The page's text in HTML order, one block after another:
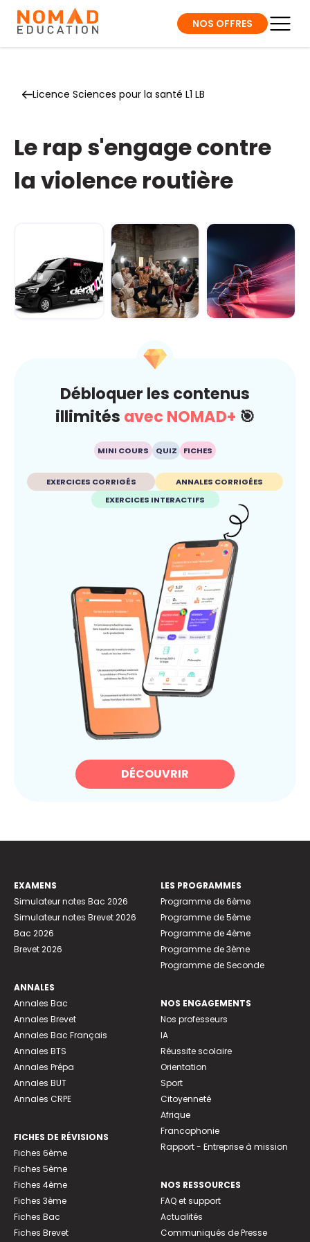
NOS OFFRES
Licence Sciences pour la santé L1 LB
Le rap s'engage contre
la violence routière
Carré sur la
route... je gère
avant qu'ç...
Débloquer les contenus
illimités avec NOMAD+ 🎯
MINI COURS QUIZ FICHES
EXERCICES CORRIGÉS
ANNALES CORRIGÉES
EXERCICES INTERACTIFS
DÉCOUVRIR
EXAMENS
Simulateur notes Bac 2026
Simulateur notes Brevet 2026
Bac 2026
Brevet 2026
ANNALES
Annales Bac
Annales Brevet
Annales Bac Français
Annales BTS
Annales Prépa
Annales BUT
Annales CRPE
FICHES DE RÉVISIONS
Fiches 6ème
Fiches 5ème
Fiches 4ème
Fiches 3ème
Fiches Bac
Fiches Brevet
LES PROGRAMMES
Programme de 6ème
Programme de 5ème
Programme de 4ème
Programme de 3ème
Programme de Seconde
NOS ENGAGEMENTS
Nos professeurs
IA
Réussite scolaire
Orientation
Sport
Citoyenneté
Afrique
Francophonie
Rapport - Entreprise à mission
NOS RESSOURCES
FAQ et support
Actualités
Communiqués de Presse